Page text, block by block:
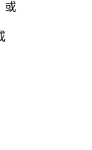
或